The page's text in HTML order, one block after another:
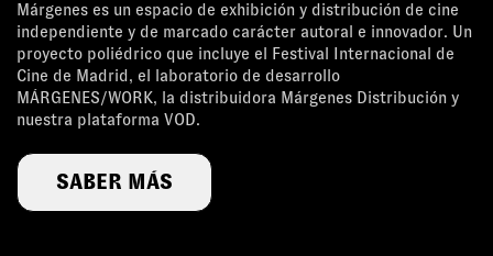
Márgenes es un espacio de exhibición y distribución de cine
independiente y de marcado carácter autoral e innovador. Un
proyecto poliédrico que incluye el Festival Internacional de
Cine de Madrid, el laboratorio de desarrollo
MÁRGENES/WORK, la distribuidora Márgenes Distribución y
nuestra plataforma VOD.
SABER MÁS